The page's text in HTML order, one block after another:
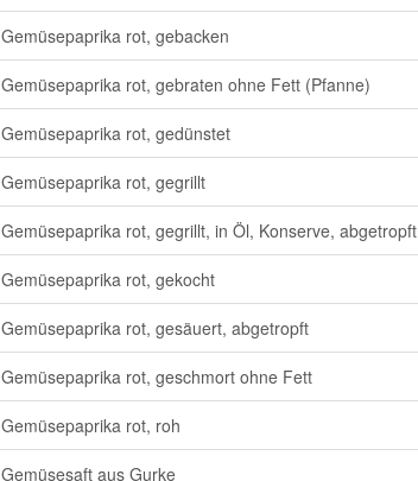
Gemüsepaprika rot, gebacken
Gemüsepaprika rot, gebraten ohne Fett (Pfanne)
Gemüsepaprika rot, gedünstet
Gemüsepaprika rot, gegrillt
Gemüsepaprika rot, gegrillt, in Öl, Konserve, abgetropft
Gemüsepaprika rot, gekocht
Gemüsepaprika rot, gesäuert, abgetropft
Gemüsepaprika rot, geschmort ohne Fett
Gemüsepaprika rot, roh
Gemüsesaft aus Gurke